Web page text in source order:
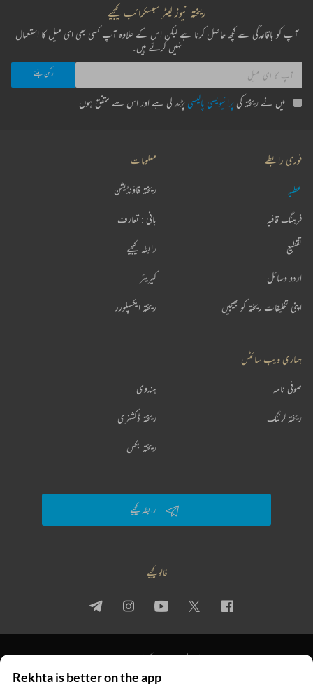
ریختہ نیوز لیٹر سبسکرائب کیجیے
آپ کو باقاعدگی سے کچھ حاصل کرنا ہے لیکن اس کے علاوہ آپ کسی بھی ای میل کا استعمال
نہیں کرتے ہیں۔
میں نے ریختہ کی پرائیویسی پالیسی پڑھ لی ہے اور اس سے متفق ہوں
فوری رابطے
عطیہ
فرہنگ قافیہ
تقطیع
اردو وسائل
اپنی تخلیقات ریختہ کو بھیجیں
معلومات
ریختہ فاؤنڈیشن
بانی : تعارف
رابطہ کیجیے
کیریئر
ریختہ ایکسپلورر
ہماری ویب سائٹس
ہندوی صوفی نامہ
ریختہ ڈکشنری ریختہ لرننگ
ریختہ بکس
رابطہ کیجیے
فالو کیجیے
© 2026 Rekhta™ Foundation. All rights reserved.
Rekhta is better on the app